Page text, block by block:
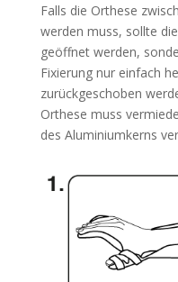
Falls die Orthese
werden muss, sollte
geöffnet werden,
Fixierung nur einfach
zurückgeschoben
Orthese muss
des Aluminiumkerns